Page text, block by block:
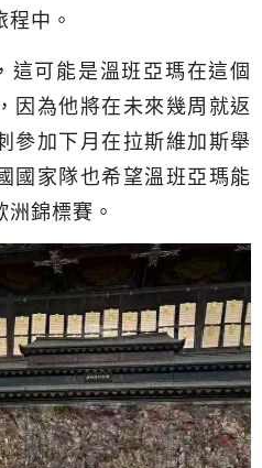
中。
這可能是溫班亞瑪在這個
因為他將在未來幾周就返
參加下月在拉斯維加斯舉
國家隊也希望溫班亞瑪能
錦標賽。